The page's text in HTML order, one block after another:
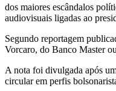
dos maiores escândalos
audiovisuais ligadas ao
Segundo reportagem
Vorcaro, do Banco Master
A nota foi divulgada após
circular em perfis